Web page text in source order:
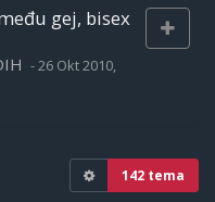
gej, bisex
-26 Okt 2010,
142 tema